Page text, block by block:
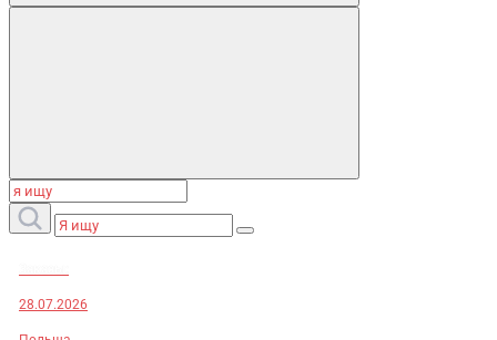
28.07.2026